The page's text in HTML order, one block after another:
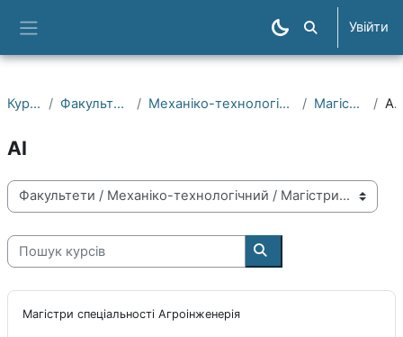
Пошук курсів
Увійти
Курси Факультети Механіко-технологічний Магістри
АІ
Категорії курсів
Пошук курсів
Пошук курсів
Магістри спеціальності Агроінженерія